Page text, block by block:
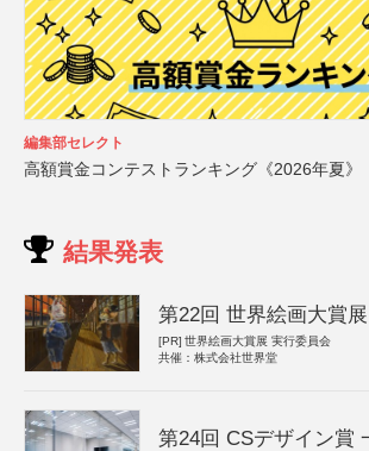
編集部セレクト
高額賞金コンテストランキング《2026年夏》
結果発表
第22回 世界絵画大賞
[PR] 世界絵画大賞展 実行委員会
共催：株式会社世界堂
第24回 CSデザイン賞